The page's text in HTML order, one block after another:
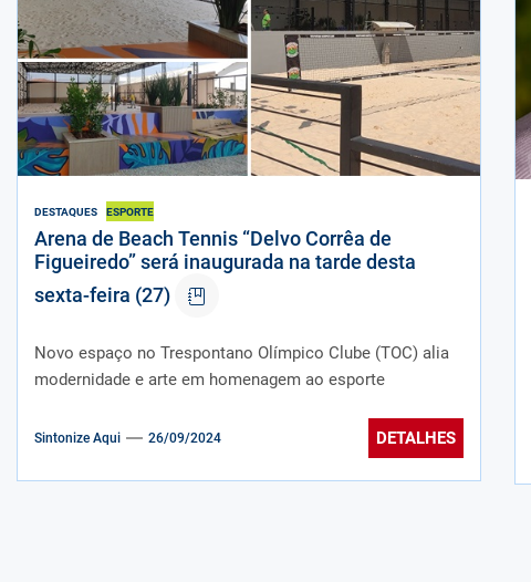
DESTAQUES ESPORTE
Arena de Beach Tennis “Delvo Corrêa de
Figueiredo” será inaugurada na tarde desta
sexta-feira (27)
Novo espaço no Trespontano Olímpico Clube (TOC) alia
modernidade e arte em homenagem ao esporte
Sintonize Aqui 26/09/2024 DETALHES